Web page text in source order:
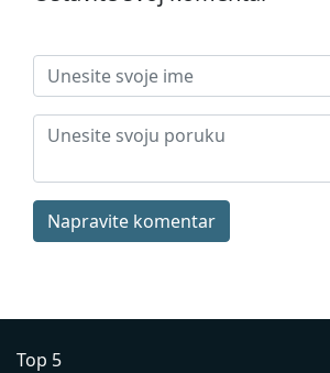
Napravite komentar
Top 5